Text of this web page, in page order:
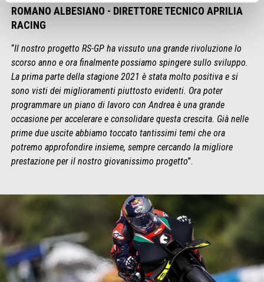
ROMANO ALBESIANO - DIRETTORE TECNICO APRILIA
RACING
“Il nostro progetto RS-GP ha vissuto una grande rivoluzione lo
scorso anno e ora finalmente possiamo spingere sullo sviluppo.
La prima parte della stagione 2021 è stata molto positiva e si
sono visti dei miglioramenti piuttosto evidenti. Ora poter
programmare un piano di lavoro con Andrea è una grande
occasione per accelerare e consolidare questa crescita. Già nelle
prime due uscite abbiamo toccato tantissimi temi che ora
potremo approfondire insieme, sempre cercando la migliore
prestazione per il nostro giovanissimo progetto”.